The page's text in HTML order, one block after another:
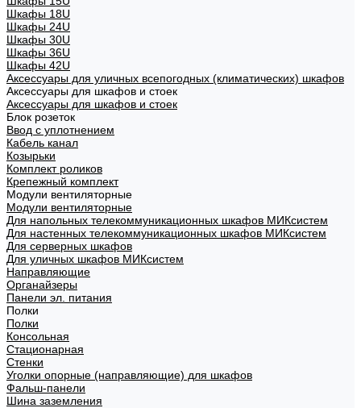
Шкафы 18U
Шкафы 24U
Шкафы 30U
Шкафы 36U
Шкафы 42U
Аксессуары для уличных всепогодных (климатических) шкафов
Аксессуары для шкафов и стоек
Аксессуары для шкафов и стоек
Блок розеток
Ввод с уплотнением
Кабель канал
Козырьки
Комплект роликов
Крепежный комплект
Модули вентиляторные
Модули вентиляторные
Для напольных телекоммуникационных шкафов МИКсистем
Для настенных телекоммуникационных шкафов МИКсистем
Для серверных шкафов
Для уличных шкафов МИКсистем
Направляющие
Органайзеры
Панели эл. питания
Полки
Полки
Консольная
Стационарная
Стенки
Уголки опорные (направляющие) для шкафов
Фальш-панели
Шина заземления